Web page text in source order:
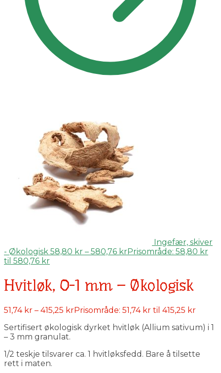
Ingefær, skiver
- Økologisk 58,80 kr – 580,76 krPrisområde: 58,80 kr
til 580,76 kr
Hvitløk, 0-1 mm – Økologisk
51,74 kr – 415,25 krPrisområde: 51,74 kr til 415,25 kr
Sertifisert økologisk dyrket hvitløk (Allium sativum) i 1
– 3 mm granulat.
1/2 teskje tilsvarer ca. 1 hvitløksfedd. Bare å tilsette
rett i maten.